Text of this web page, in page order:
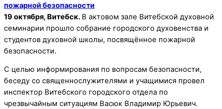
19 октября, Витебск. В актовом зале Витебской духовной
семинарии прошло собрание городского духовенства и
студентов духовной школы, посвящённое пожарной
безопасности.
С целью информирования по вопросам безопасности,
беседу со священнослужителями и учащимися провел
инспектор Витебского городского отдела по
чрезвычайным ситуациям Васюк Владимир Юрьевич.